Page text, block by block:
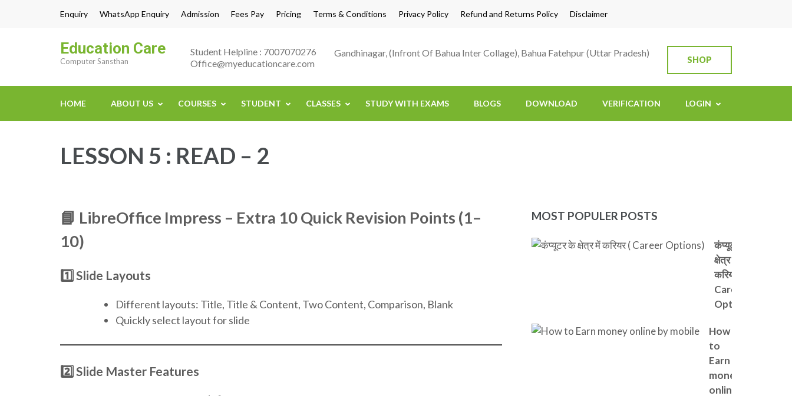
Enquiry WhatsApp Enquiry Admission Fees Pay Pricing Terms & Conditions Privacy Policy Refund and Returns Policy Disclaimer
Education Care
Computer Sansthan SHOP
Gandhinagar, (Infront Of Bahua Inter Collage), Bahua Fatehpur (Uttar Pradesh)
Student Helpline : 7007070276
Office@myeducationcare.com
HOME ABOUT US COURSES STUDENT CLASSES STUDY WITH EXAMS BLOGS DOWNLOAD VERIFICATION LOGIN
LESSON 5 : READ – 2
📘 LibreOffice Impress – Extra 10 Quick Revision Points (1–
10)
1️⃣ Slide Layouts
Different layouts: Title, Title & Content, Two Content, Comparison, Blank
Quickly select layout for slide
2️⃣ Slide Master Features
MOST POPULER POSTS
कंप्यूटर के
क्षेत्र में
करियर (
Career
Options)
How
to
Earn
money
online